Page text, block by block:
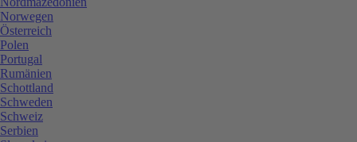
Norwegen
Österreich
Polen
Portugal
Rumänien
Schottland
Schweden
Schweiz
Serbien